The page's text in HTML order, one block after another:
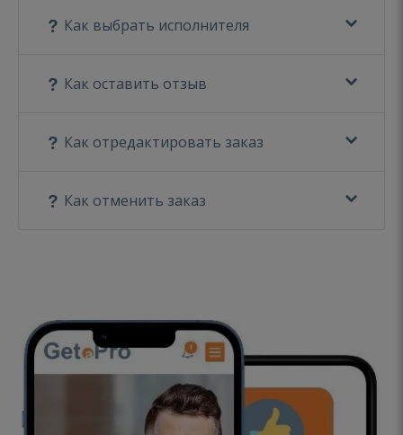
Как выбрать исполнителя
Как оставить отзыв
Как отредактировать заказ
Как отменить заказ